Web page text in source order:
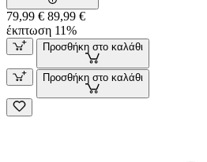
79,99 € 89,99 €
έκπτωση 11%
Προσθήκη στο καλάθι
Προσθήκη στο καλάθι